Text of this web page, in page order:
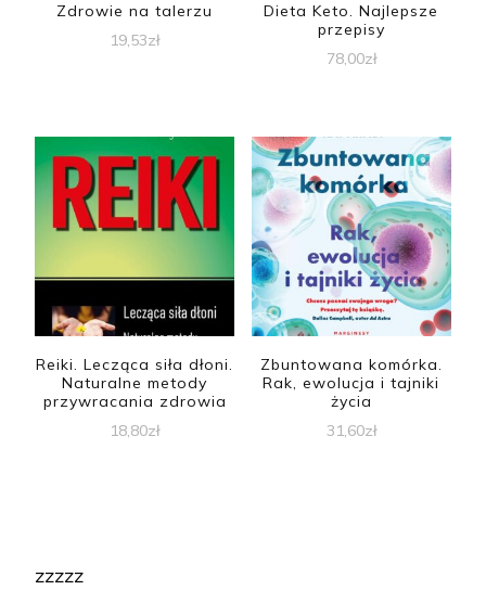
Zdrowie na talerzu
19,53zł
Dieta Keto. Najlepsze
przepisy
78,00zł
Reiki. Lecząca siła dłoni.
Naturalne metody
przywracania zdrowia
18,80zł
Zbuntowana komórka.
Rak, ewolucja i tajniki
życia
31,60zł
zzzzz